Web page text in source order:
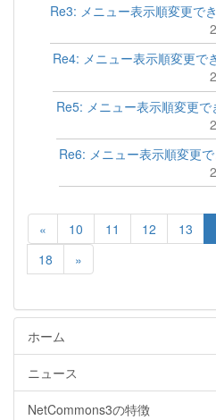
Re3: メニュー表示順変更で
Re4: メニュー表示順変更で
Re5: メニュー表示順変更で
Re6: メニュー表示順変更
« 10 11 12 13
18
»
ホーム
ニュース
NetCommons3の特徴